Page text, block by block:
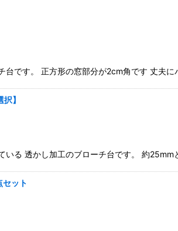
台です。 正方形の窓部分が2cm角です 丈夫
】
いる 透かし加工のブローチ台です。 約
ット